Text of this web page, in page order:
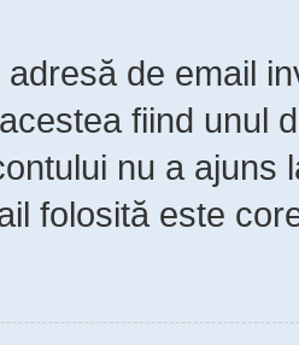
adresă de email
fiind unul
nu a ajuns
folosită este